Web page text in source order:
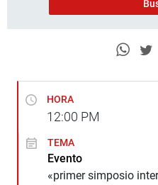
HORA
12:00 PM
TEMA
Evento
«primer simposio